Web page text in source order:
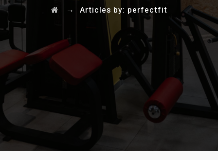
→ Articles by: perfectfit